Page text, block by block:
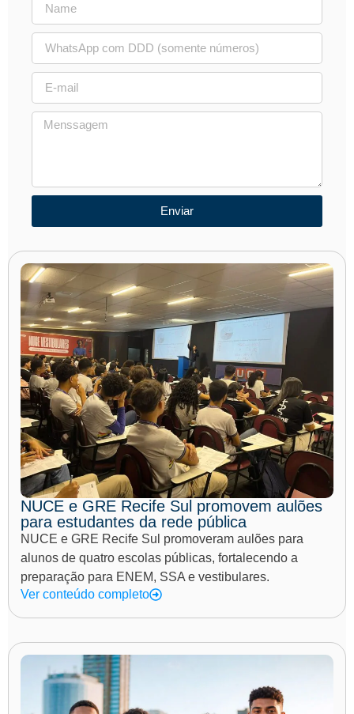
Enviar
NUCE e GRE Recife Sul promovem aulões
para estudantes da rede pública
NUCE e GRE Recife Sul promoveram aulões para
alunos de quatro escolas públicas, fortalecendo a
preparação para ENEM, SSA e vestibulares.
Ver conteúdo completo